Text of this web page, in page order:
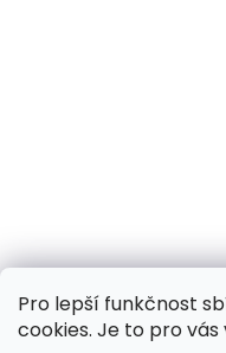
Pro lepší funkčnost
cookies. Je to pro
Sledovat na